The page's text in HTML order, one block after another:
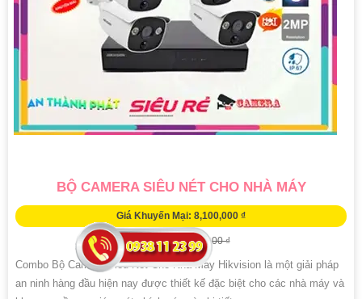
BỘ CAMERA SIÊU NÉT CHO NHÀ MÁY
Giá Khuyến Mại: 8,100,000 ₫
Giá Bán: 10,400,000 ₫
Combo Bộ Camera Siêu Nét Cho Nhà Máy Hikvision là một giải pháp
an ninh hàng đầu hiện nay được thiết kế đặc biệt cho các nhà máy và